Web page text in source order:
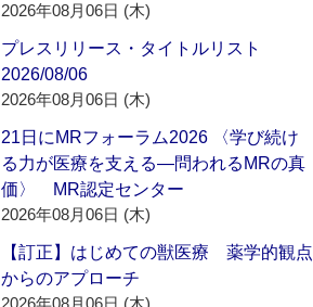
2026年08月06日 (木)
プレスリリース・タイトルリスト
2026/08/06
2026年08月06日 (木)
21日にMRフォーラム2026 〈学び続け
る力が医療を支える―問われるMRの真
価〉 MR認定センター
2026年08月06日 (木)
【訂正】はじめての獣医療 薬学的観点
からのアプローチ
2026年08月06日 (木)